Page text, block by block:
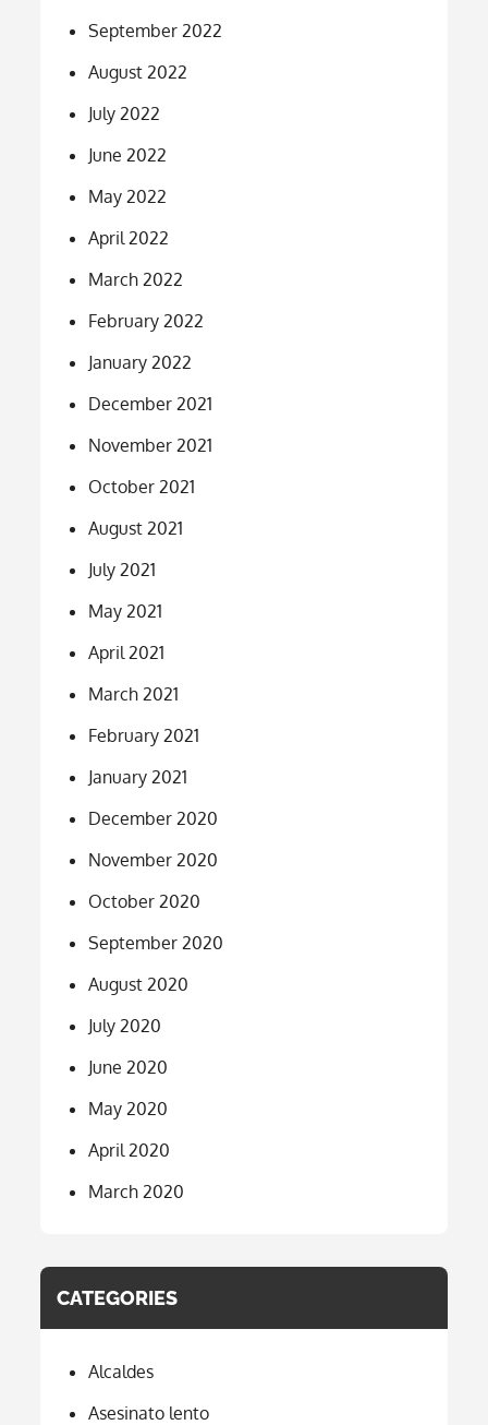
September 2022
August 2022
July 2022
June 2022
May 2022
April 2022
March 2022
February 2022
January 2022
December 2021
November 2021
October 2021
August 2021
July 2021
May 2021
April 2021
March 2021
February 2021
January 2021
December 2020
November 2020
October 2020
September 2020
August 2020
July 2020
June 2020
May 2020
April 2020
March 2020
CATEGORIES
Alcaldes
Asesinato lento